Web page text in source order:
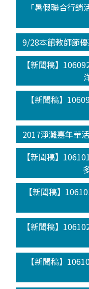
「暑假聯合行
9/28本館教師節
【新聞稿】
【新聞稿】
2017淨灘嘉年華
【新聞稿】
【新聞稿】
【新聞稿】
【新聞稿】